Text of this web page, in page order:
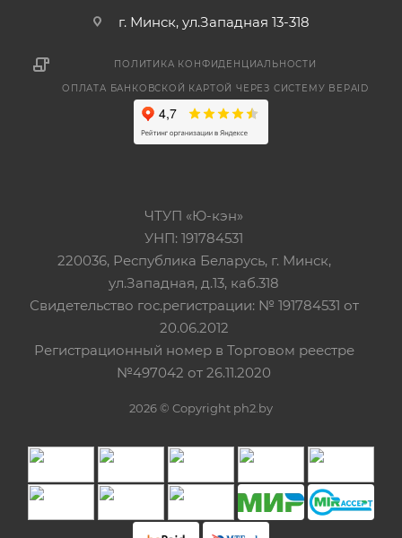
г. Минск, ул.Западная 13-318
ПОЛИТИКА КОНФИДЕНЦИАЛЬНОСТИ
ОПЛАТА БАНКОВСКОЙ КАРТОЙ ЧЕРЕЗ СИСТЕМУ BEPAID
ЧТУП «Ю-кэн»
УНП: 191784531
220036, Республика Беларусь, г. Минск,
ул.Западная, д.13, каб.318
Свидетельство гос.регистрации: № 191784531 от
20.06.2012
Регистрационный номер в Торговом реестре
№497042 от 26.11.2020
2026 © Copyright ph2.by